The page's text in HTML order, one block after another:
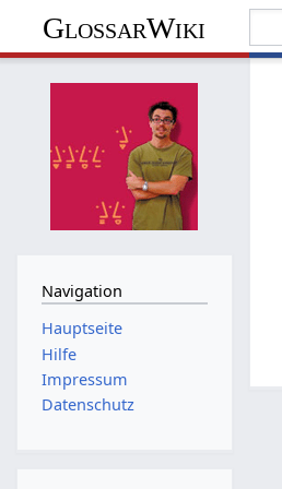
GlossarWiki
Navigation
Hauptseite
Hilfe
Impressum
Datenschutz